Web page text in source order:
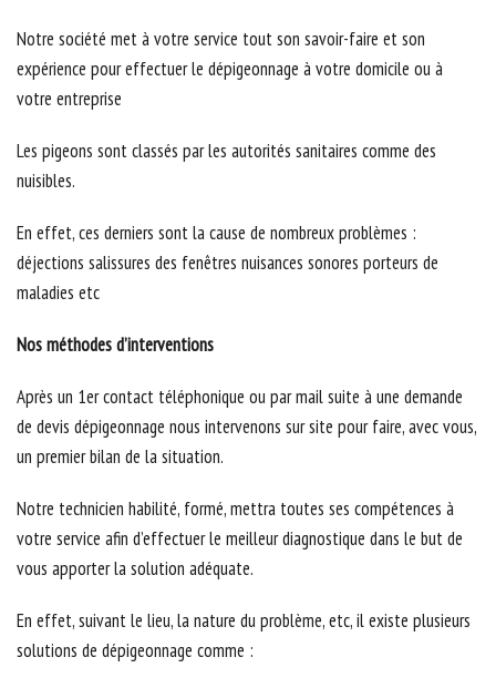
Notre société met à votre service tout son savoir-faire et son
expérience pour effectuer le dépigeonnage à votre domicile ou à
votre entreprise
Les pigeons sont classés par les autorités sanitaires comme des
nuisibles.
En effet, ces derniers sont la cause de nombreux problèmes :
déjections salissures des fenêtres nuisances sonores porteurs de
maladies etc
Nos méthodes d’interventions
Après un 1er contact téléphonique ou par mail suite à une demande
de devis dépigeonnage nous intervenons sur site pour faire, avec vous,
un premier bilan de la situation.
Notre technicien habilité, formé, mettra toutes ses compétences à
votre service afin d’effectuer le meilleur diagnostique dans le but de
vous apporter la solution adéquate.
En effet, suivant le lieu, la nature du problème, etc, il existe plusieurs
solutions de dépigeonnage comme :